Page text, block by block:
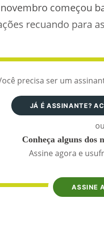
começou
recuando para
precisa ser um
JÁ É ASSINANTE?
ou
Conheça alguns dos
Assine agora e
ASSINE